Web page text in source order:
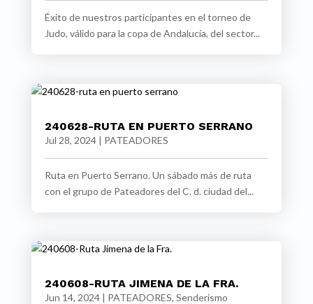
Éxito de nuestros participantes en el torneo de
Judo, válido para la copa de Andalucía, del sector...
240628-RUTA EN PUERTO SERRANO
Jul 28, 2024| PATEADORES
Ruta en Puerto Serrano. Un sábado más de ruta
con el grupo de Pateadores del C. d. ciudad del...
240608-RUTA JIMENA DE LA FRA.
Jun 14, 2024| PATEADORES, Senderismo